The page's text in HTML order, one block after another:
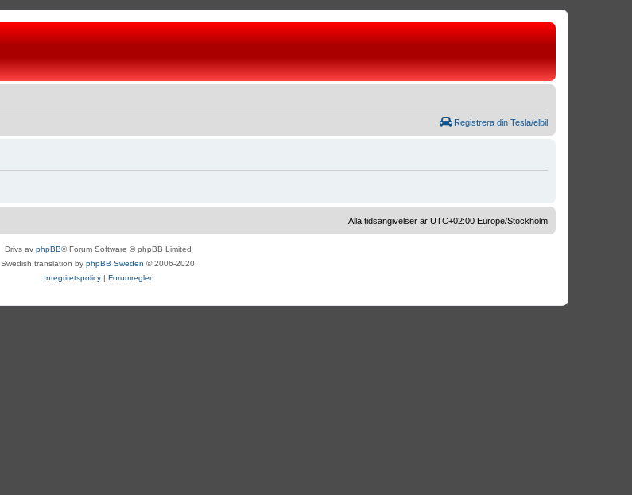
Registrera din Tesla/elbil
Alla tidsangivelser är UTC+02:00 Europe/Stockholm
Drivs av phpBB® Forum Software © phpBB Limited
Swedish translation by phpBB Sweden © 2006-2020
Integritetspolicy | Forumregler